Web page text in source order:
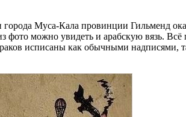
Муса-Кала провинции Гильменд
можно увидеть и арабскую вязь. Всё
исписаны как обычными